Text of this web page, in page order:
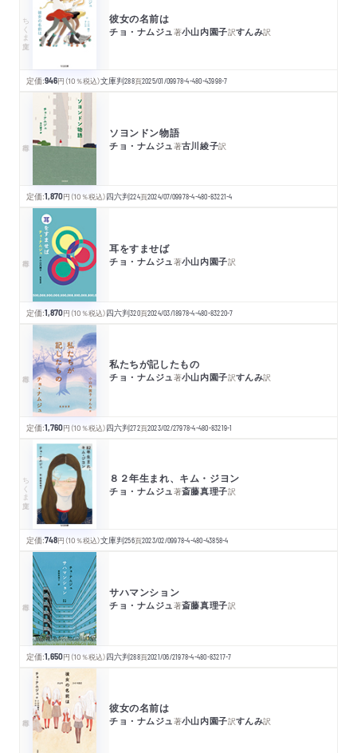
ちくま文庫 彼女の名前は
チョ・ナムジュ著小山内園子訳すんみ訳
定価:946円 （10％税込）文庫判288頁2025/01/09978-4-480-43998-7
ソヨンドン物語
チョ・ナムジュ著古川綾子訳
定価:1,870円 （10％税込）四六判224頁2024/07/09978-4-480-83221-4
耳をすませば
チョ・ナムジュ著小山内園子訳
定価:1,870円 （10％税込）四六判320頁2024/03/18978-4-480-83220-7
私たちが記したもの
チョ・ナムジュ著小山内園子訳すんみ訳
定価:1,760円 （10％税込）四六判272頁2023/02/27978-4-480-83219-1
ちくま文庫 ８２年生まれ、キム・ジヨン
チョ・ナムジュ著斎藤真理子訳
定価:748円 （10％税込）文庫判256頁2023/02/09978-4-480-43858-4
サハマンション
チョ・ナムジュ著斎藤真理子訳
定価:1,650円 （10％税込）四六判288頁2021/06/21978-4-480-83217-7
彼女の名前は
チョ・ナムジュ著小山内園子訳すんみ訳